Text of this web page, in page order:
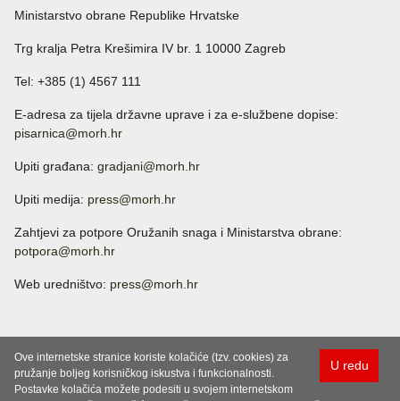
Ministarstvo obrane Republike Hrvatske
Trg kralja Petra Krešimira IV br. 1 10000 Zagreb
Tel: +385 (1) 4567 111
E-adresa za tijela državne uprave i za e-službene dopise:
pisarnica@morh.hr
Upiti građana: gradjani@morh.hr
Upiti medija: press@morh.hr
Zahtjevi za potpore Oružanih snaga i Ministarstva obrane:
potpora@morh.hr
Web uredništvo: press@morh.hr
U redu
Ove internetske stranice koriste kolačiće (tzv. cookies) za
pružanje boljeg korisničkog iskustva i funkcionalnosti.
Postavke kolačića možete podesiti u svojem internetskom